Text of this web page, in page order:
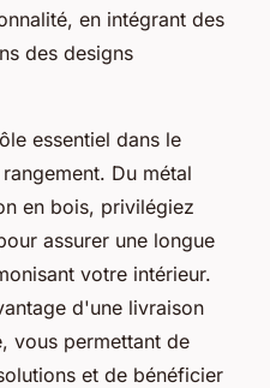
en intégrant des
des designs
essentiel dans le
Du métal
en bois, privilégiez
assurer une longue
votre intérieur.
d'une livraison
vous permettant de
et de bénéficier